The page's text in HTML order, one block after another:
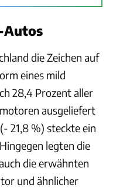
Autos
die Zeichen auf
eines mild
28,4 Prozent aller
ausgeliefert
21,8 %) steckte ein
legten die
die erwähnten
und ähnlicher